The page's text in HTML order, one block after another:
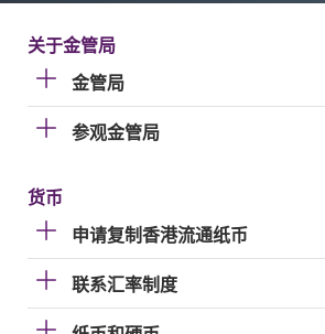
关于金管局
金管局
参观金管局
货币
申请复制香港流通纸币
联系汇率制度